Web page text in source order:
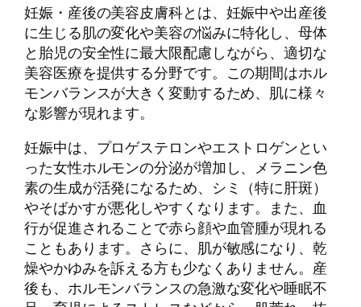
妊娠・産後の美容皮膚科とは、妊娠中や出産後
に生じる肌の変化や美容の悩みに特化し、母体
と胎児の安全性に最大限配慮しながら、適切な
美容医療を提供する分野です。この期間はホル
モンバランスが大きく変動するため、肌に様々
な影響が現れます。
妊娠中は、プロゲステロンやエストロゲンとい
った女性ホルモンの分泌が増加し、メラニン色
素の生成が活発になるため、シミ（特に肝斑）
やそばかすが悪化しやすくなります。また、血
行が促進されることで赤ら顔や血管腫が現れる
こともあります。さらに、肌が敏感になり、乾
燥やかゆみを訴える方も少なくありません。産
後も、ホルモンバランスの急激な変化や睡眠不